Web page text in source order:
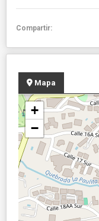
Compartir:
Mapa
+
−